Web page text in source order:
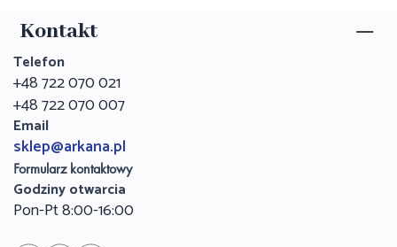
Kontakt
Telefon
+48 722 070 021
+48 722 070 007
Email
sklep@arkana.pl
Formularz kontaktowy
Godziny otwarcia
Pon-Pt 8:00-16:00